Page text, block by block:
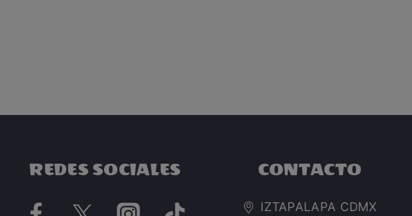
REDES SOCIALES CONTACTO
IZTAPALAPA CDMX